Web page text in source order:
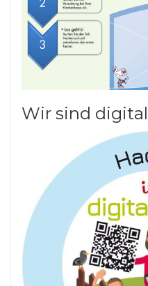
Wir sind